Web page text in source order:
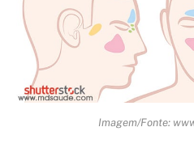
Imagem/Fonte: